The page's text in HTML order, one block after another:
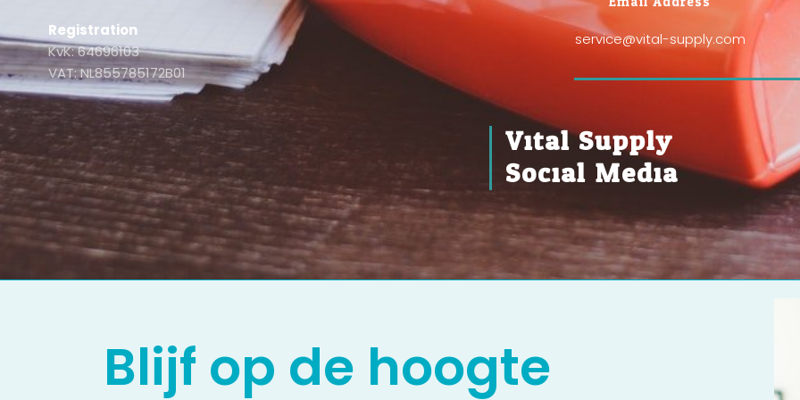
Registration
KvK: 64696103
VAT: NL855785172B01
service@vital-supply.com
Vital Supply
Social Media
Blijf op de hoogte